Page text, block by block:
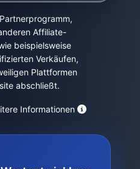
Affiliate-
beispielsweise
Verkäufen,
Plattformen
abschließt.
Informationen